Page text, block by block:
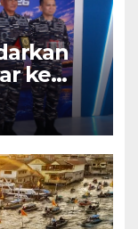
ke
Guna
dan